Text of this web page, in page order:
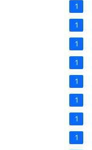
1
1
1
1
1
1
1
1